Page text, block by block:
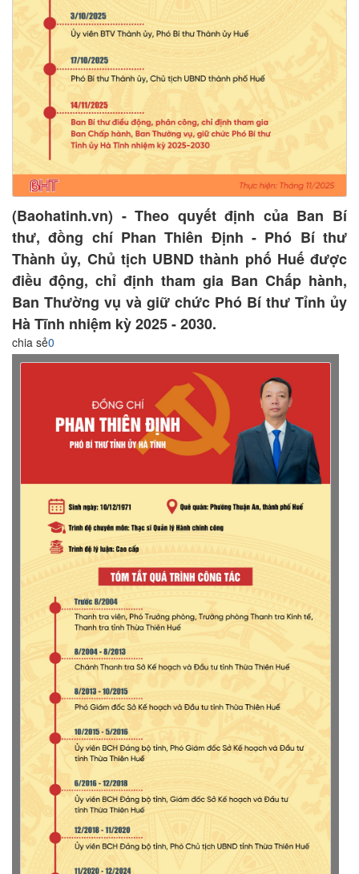
(Baohatinh.vn) - Theo quyết định của Ban Bí
thư, đồng chí Phan Thiên Định - Phó Bí thư
Thành ủy, Chủ tịch UBND thành phố Huế được
điều động, chỉ định tham gia Ban Chấp hành,
Ban Thường vụ và giữ chức Phó Bí thư Tỉnh ủy
Hà Tĩnh nhiệm kỳ 2025 - 2030.
chia sẻ0